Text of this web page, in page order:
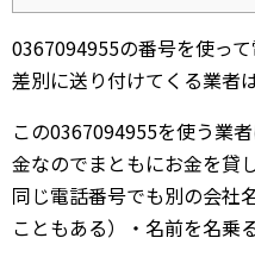
0367094955の番号を使っ
差別に送り付けてくる業者
この0367094955を使う業
金なのでまともにお金を貸
同じ電話番号でも別の会社
こともある）・名前を名乗